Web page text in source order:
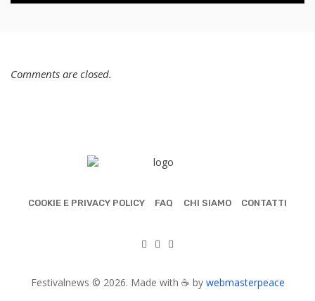
Comments are closed.
COOKIE E PRIVACY POLICY FAQ CHI SIAMO CONTATTI
Festivalnews © 2026. Made with ☕ by webmasterpeace